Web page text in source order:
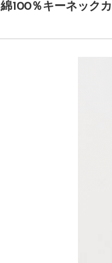
綿100％キーネック